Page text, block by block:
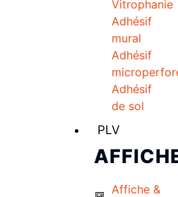
Vitrophanie
Adhésif
mural
Adhésif
Adhésif
de sol
PLV
Affiche &